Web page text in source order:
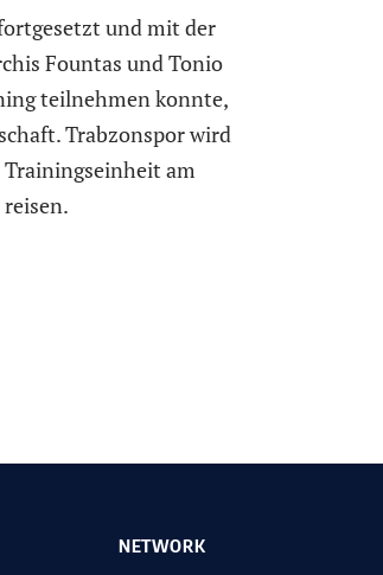
und mit der
Fountas und Tonio
teilnehmen konnte,
Trabzonspor wird
am
NETWORK